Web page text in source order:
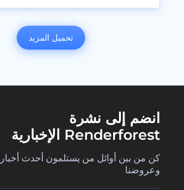
تحميل المزيد
انضم إلى نشرة
Renderforest الإخبارية
كن من بين أوائل من يستلمون أحدث
وعروضنا